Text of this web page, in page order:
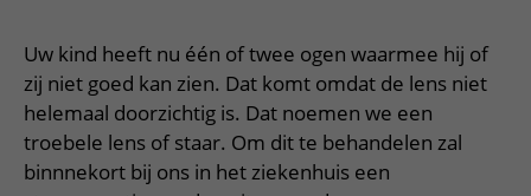
Behandelingen
Specialismen
Poliklinieken
Verpleegafdelingen
Uw kind voorbereiden
Mijn kind heeft een (dag)opname
Mijn kind ligt op de IC
Over ons
Samenwerking
Historie WKZ
Contact en route
Spoed
Adres en route
Meer UMC Utrecht
UMC Utrecht
Uw kind heeft nu één of twee ogen waarmee hij of
zij niet goed kan zien. Dat komt omdat de lens niet
helemaal doorzichtig is. Dat noemen we een
troebele lens of staar. Om dit te behandelen zal
binnnekort bij ons in het ziekenhuis een